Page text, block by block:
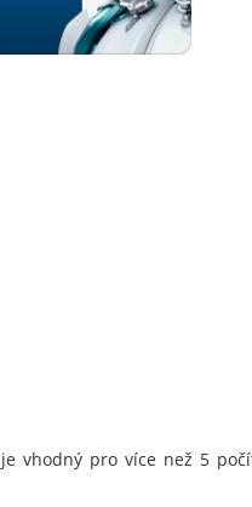
je vhodný pro více než 5